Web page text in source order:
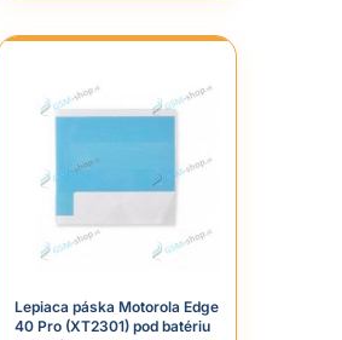
Lepiaca páska Motorola Edge
40 Pro (XT2301) pod batériu